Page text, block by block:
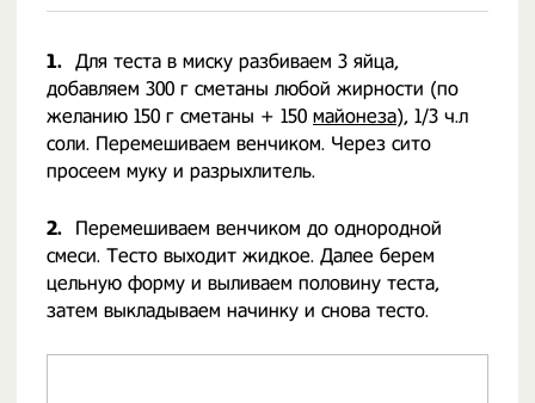
1. Для теста в миску разбиваем 3 яйца,
добавляем 300 г сметаны любой жирности (по
желанию 150 г сметаны + 150 майонеза), 1/3 ч.л
соли. Перемешиваем венчиком. Через сито
просеем муку и разрыхлитель.
2.
Перемешиваем венчиком до однородной
смеси. Тесто выходит жидкое. Далее берем
цельную форму и выливаем половину теста,
затем выкладываем начинку и снова тесто.